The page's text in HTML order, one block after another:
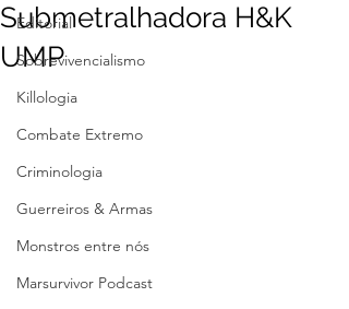
Editorial
Sobrevivencialismo
Killologia
Combate Extremo
Criminologia
Guerreiros & Armas
Monstros entre nós
Marsurvivor Podcast
Submetralhadora H&K
UMP